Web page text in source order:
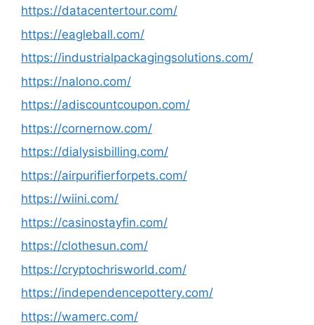
https://datacentertour.com/
https://eagleball.com/
https://industrialpackagingsolutions.com/
https://nalono.com/
https://adiscountcoupon.com/
https://cornernow.com/
https://dialysisbilling.com/
https://airpurifierforpets.com/
https://wiini.com/
https://casinostayfin.com/
https://clothesun.com/
https://cryptochrisworld.com/
https://independencepottery.com/
https://wamerc.com/